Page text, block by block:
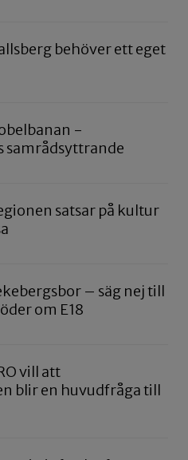
behöver ett eget
-
samrådsyttrande
satsar på kultur
– säg nej till
om E18
vill att
blir en huvudfråga till